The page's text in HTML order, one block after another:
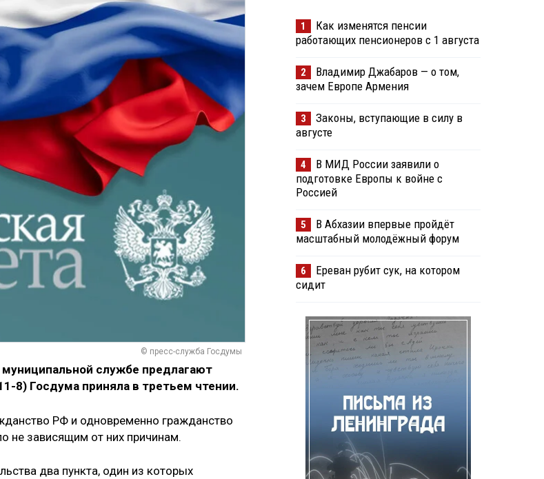
© пресс-служба Госдумы
службе предлагают
8) Госдума приняла в третьем чтении.
РФ и одновременно гражданство
не зависящим от них причинам.
два пункта, один из которых
1
Как изменятся пенсии
работающих пенсионеров с 1 августа
2
Владимир Джабаров — о том,
зачем Европе Армения
3
Законы, вступающие в силу в
августе
4
В МИД России заявили о
подготовке Европы к войне с
Россией
5
В Абхазии впервые пройдёт
масштабный молодёжный форум
6
Ереван рубит сук, на котором
сидит